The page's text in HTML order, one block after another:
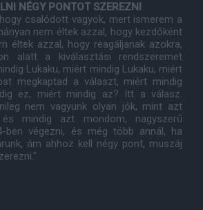
NÉGY PONTOT SZEREZNI
csalódott vagyok, mert ismerem a
nem éltek azzal, hogy kezdőként
éltek azzal, hogy reagáljanak azokra,
alatt a kiválasztási rendszeremet
Lukaku, miért mindig Lukaku, miért
megkaptad a választ, miért mindig
ez, miért mindig az? Itt a válasz.
nem vagyunk olyan jók, mint azt
mindig azt mondom, nagyszerű
ben végezni, és még több annál, ha
ám ahhoz kell négy pont, muszáj